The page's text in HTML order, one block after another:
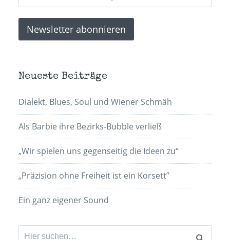
Neueste Beiträge
Dialekt, Blues, Soul und Wiener Schmäh
Als Barbie ihre Bezirks-Bubble verließ
„Wir spielen uns gegenseitig die Ideen zu“
„Präzision ohne Freiheit ist ein Korsett”
Ein ganz eigener Sound
Suchen